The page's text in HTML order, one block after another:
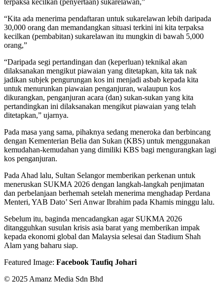
terpaksa kecilkan (penyertaan) sukarelawan,”
“Kita ada menerima pendaftaran untuk sukarelawan lebih daripada
30,000 orang dan memandangkan situasi terkini ini kita terpaksa
kecilkan (pembabitan) sukarelawan itu mungkin di bawah 5,000
orang,”
“Daripada segi pertandingan dan (keperluan) teknikal akan
dilaksanakan mengikut piawaian yang ditetapkan, kita tak nak
jadikan subjek pengurungan kos ini menjadi asbab kepada kita
untuk menurunkan piawaian penganjuran, walaupun kos
dikurangkan, penganjuran acara (dan) sukan-sukan yang kita
pertandingkan ini dilaksanakan mengikut piawaian yang telah
ditetapkan,” ujarnya.
Pada masa yang sama, pihaknya sedang meneroka dan berbincang
dengan Kementerian Belia dan Sukan (KBS) untuk menggunakan
kemudahan-kemudahan yang dimiliki KBS bagi mengurangkan lagi
kos penganjuran.
Pada Ahad lalu, Sultan Selangor memberikan perkenan untuk
meneruskan SUKMA 2026 dengan langkah-langkah penjimatan
dan perbelanjaan berhemah setelah menerima menghadap Perdana
Menteri, YAB Dato’ Seri Anwar Ibrahim pada Khamis minggu lalu.
Sebelum itu, baginda mencadangkan agar SUKMA 2026
ditangguhkan susulan krisis asia barat yang memberikan impak
kepada ekonomi global dan Malaysia selesai dan Stadium Shah
Alam yang baharu siap.
Featured Image: Facebook Taufiq Johari
© 2025 Amanz Media Sdn Bhd